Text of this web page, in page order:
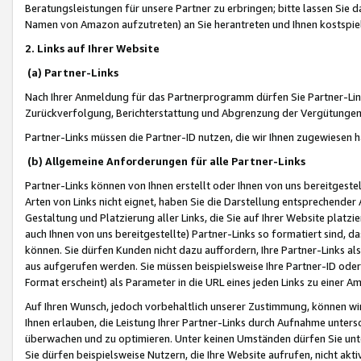
Beratungsleistungen für unsere Partner zu erbringen; bitte lassen Sie
Namen von Amazon aufzutreten) an Sie herantreten und Ihnen
2. Links auf Ihrer Website
(a) Partner-Links
Nach Ihrer Anmeldung für das Partnerprogramm dürfen Sie Partner-
Zurückverfolgung, Berichterstattung und Abgrenzung der
Partner-Links müssen die Partner-ID nutzen, die wir Ihnen zugewiesen
(b) Allgemeine Anforderungen für alle Partner-Links
Partner-Links können von Ihnen erstellt oder Ihnen von uns
Arten von Links nicht eignet, haben Sie die Darstellung
Gestaltung und Platzierung aller Links, die Sie auf Ihrer Website
auch Ihnen von uns bereitgestellte) Partner-Links so formatiert sind,
können. Sie dürfen Kunden nicht dazu auffordern, Ihre Partner-Links
aus aufgerufen werden. Sie müssen beispielsweise Ihre Partner-ID
Format erscheint) als Parameter in die URL eines jeden Links zu einer
Auf Ihren Wunsch, jedoch vorbehaltlich unserer Zustimmung, können
Ihnen erlauben, die Leistung Ihrer Partner-Links durch Aufnahme
überwachen und zu optimieren. Unter keinen Umständen dürfen Sie
Sie dürfen beispielsweise Nutzern, die Ihre Website aufrufen, nicht